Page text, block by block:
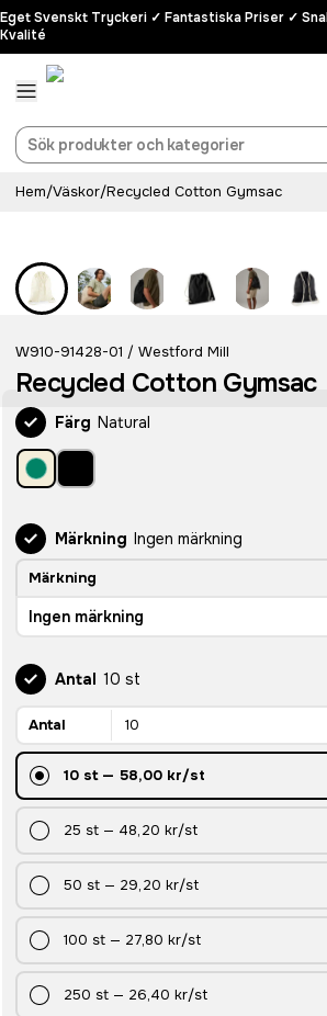
Eget Svenskt Tryckeri ✓ Fantastiska Priser ✓
Kvalité
Hem/Väskor/Recycled Cotton Gymsac
W910-91428-01 / Westford Mill
Recycled Cotton Gymsac
Färg Natural
Märkning Ingen märkning
Märkning
Ingen märkning
Antal 10 st
Antal
10 st— 58,00 kr/st
25 st — 48,20 kr/st
50 st — 29,20 kr/st
100 st — 27,80 kr/st
250 st — 26,40 kr/st